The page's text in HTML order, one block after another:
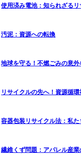
使用済み電池：知られざる
汚泥：資源への転換
地球を守る！不燃ごみの意外
リサイクルの先へ！資源循
容器包装リサイクル法：私た
繊維くず問題：アパレル産